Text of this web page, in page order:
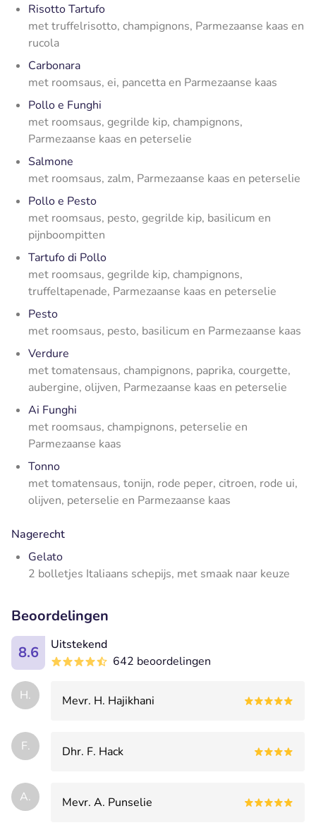
Risotto Tartufo
met truffelrisotto, champignons, Parmezaanse kaas en
rucola
Carbonara
met roomsaus, ei, pancetta en Parmezaanse kaas
Pollo e Funghi
met roomsaus, gegrilde kip, champignons,
Parmezaanse kaas en peterselie
Salmone
met roomsaus, zalm, Parmezaanse kaas en peterselie
Pollo e Pesto
met roomsaus, pesto, gegrilde kip, basilicum en
pijnboompitten
Tartufo di Pollo
met roomsaus, gegrilde kip, champignons,
truffeltapenade, Parmezaanse kaas en peterselie
Pesto
met roomsaus, pesto, basilicum en Parmezaanse kaas
Verdure
met tomatensaus, champignons, paprika, courgette,
aubergine, olijven, Parmezaanse kaas en peterselie
Ai Funghi
met roomsaus, champignons, peterselie en
Parmezaanse kaas
Tonno
met tomatensaus, tonijn, rode peper, citroen, rode ui,
olijven, peterselie en Parmezaanse kaas
Nagerecht
Gelato
2 bolletjes Italiaans schepijs, met smaak naar keuze
Beoordelingen
8.6
Uitstekend
642 beoordelingen
H. Mevr. H. Hajikhani
F. Dhr. F. Hack
A. Mevr. A. Punselie